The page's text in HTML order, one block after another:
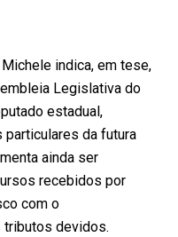
indica, em tese,
Legislativa do
estadual,
da futura
ainda ser
recebidos por
com o
tributos devidos.